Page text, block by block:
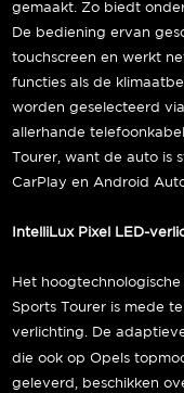
gemaakt. Zo biedt
De bediening ervan
touchscreen en werkt
functies als de
worden geselecteerd
allerhande
Tourer, want de auto is
CarPlay en Android
IntelliLux Pixel LED-
Het
Sports Tourer is mede
verlichting. De
die ook op Opels
geleverd, beschikken